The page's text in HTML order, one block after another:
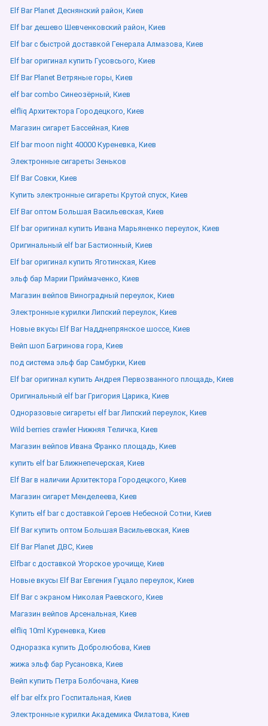
Elf Bar Planet Деснянский район, Киев
Elf bar дешево Шевченковский район, Киев
Elf bar с быстрой доставкой Генерала Алмазова, Киев
Elf bar оригинал купить Гусовсього, Киев
Elf Bar Planet Ветряные горы, Киев
elf bar combo Синеозёрный, Киев
elfliq Архитектора Городецкого, Киев
Магазин сигарет Бассейная, Киев
Elf bar moon night 40000 Куреневка, Киев
Электронные сигареты Зеньков
Elf Bar Совки, Киев
Купить электронные сигареты Крутой спуск, Киев
Elf Bar оптом Большая Васильевская, Киев
Elf bar оригинал купить Ивана Марьяненко переулок, Киев
Оригинальный elf bar Бастионный, Киев
Elf bar оригинал купить Яготинская, Киев
эльф бар Марии Приймаченко, Киев
Магазин вейпов Виноградный переулок, Киев
Электронные курилки Липский переулок, Киев
Новые вкусы Elf Bar Надднепрянское шоссе, Киев
Вейп шоп Багринова гора, Киев
под система эльф бар Самбурки, Киев
Elf bar оригинал купить Андрея Первозванного площадь, Киев
Оригинальный elf bar Григория Царика, Киев
Одноразовые сигареты elf bar Липский переулок, Киев
Wild berries crawler Нижняя Теличка, Киев
Магазин вейпов Ивана Франко площадь, Киев
купить elf bar Ближнепечерская, Киев
Elf Bar в наличии Архитектора Городецкого, Киев
Магазин сигарет Менделеева, Киев
Купить elf bar с доставкой Героев Небесной Сотни, Киев
Elf Bar купить оптом Большая Васильевская, Киев
Elf Bar Planet ДВС, Киев
Elfbar с доставкой Угорское урочище, Киев
Новые вкусы Elf Bar Евгения Гуцало переулок, Киев
Elf Bar с экраном Николая Раевского, Киев
Магазин вейпов Арсенальная, Киев
elfliq 10ml Куреневка, Киев
Одноразка купить Добролюбова, Киев
жижа эльф бар Русановка, Киев
Вейп купить Петра Болбочана, Киев
elf bar elfx pro Госпитальная, Киев
Электронные курилки Академика Филатова, Киев